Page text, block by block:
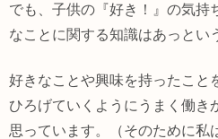
でも、子供の『好き！』の気持
なことに関する知識はあっとい
好きなことや興味を持ったこと
ひろげていくようにうまく働き
思っています。（そのために私